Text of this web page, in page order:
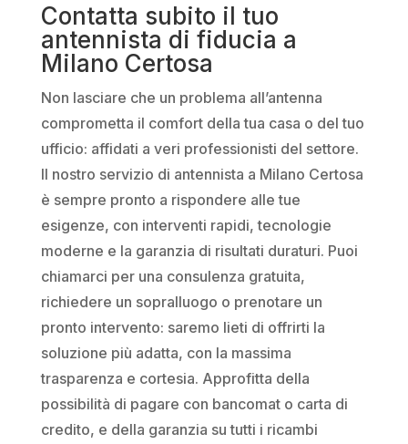
Contatta subito il tuo
antennista di fiducia a
Milano Certosa
Non lasciare che un problema all’antenna
comprometta il comfort della tua casa o del tuo
ufficio: affidati a veri professionisti del settore.
Il nostro servizio di antennista a Milano Certosa
è sempre pronto a rispondere alle tue
esigenze, con interventi rapidi, tecnologie
moderne e la garanzia di risultati duraturi. Puoi
chiamarci per una consulenza gratuita,
richiedere un sopralluogo o prenotare un
pronto intervento: saremo lieti di offrirti la
soluzione più adatta, con la massima
trasparenza e cortesia. Approfitta della
possibilità di pagare con bancomat o carta di
credito, e della garanzia su tutti i ricambi